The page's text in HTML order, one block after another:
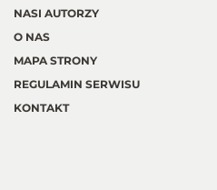
NASI AUTORZY
O NAS
MAPA STRONY
REGULAMIN SERWISU
KONTAKT